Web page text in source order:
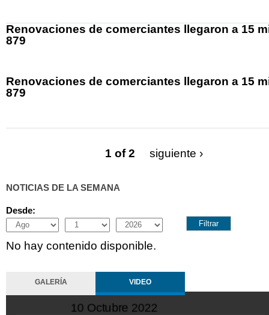
Renovaciones de comerciantes llegaron a 15
879
Renovaciones de comerciantes llegaron a 15
879
1 of 2 siguiente ›
NOTICIAS DE LA SEMANA
Desde:
Month
Day Year
No hay contenido disponible.
GALERÍA VIDEO
10 Octubre 2022